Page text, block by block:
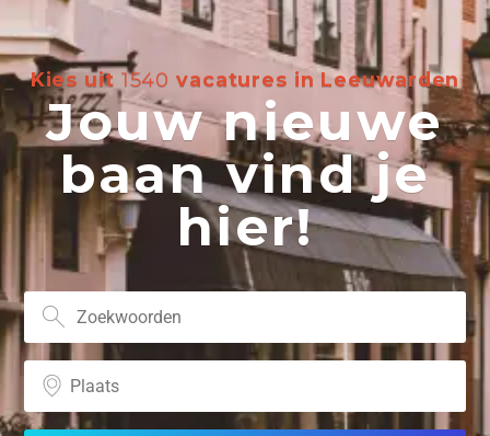
Kies uit 1540 vacatures in Leeuwarden
Jouw nieuwe
baan vind je
hier!